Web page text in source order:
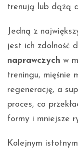
trenują lub dążą
Jedną z
jest ich zdolność
naprawczych w
treningu, mięśnie
regenerację, a
proces, co
formy i mniejsze
Kolejnym